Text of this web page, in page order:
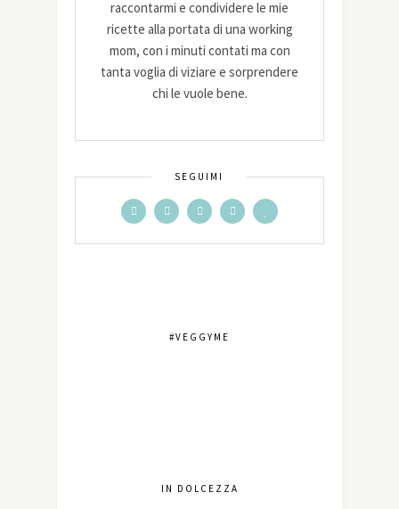
raccontarmi e condividere le mie
ricette alla portata di una working
mom, con i minuti contati ma con
tanta voglia di viziare e sorprendere
chi le vuole bene.
SEGUIMI
#VEGGYME
IN DOLCEZZA